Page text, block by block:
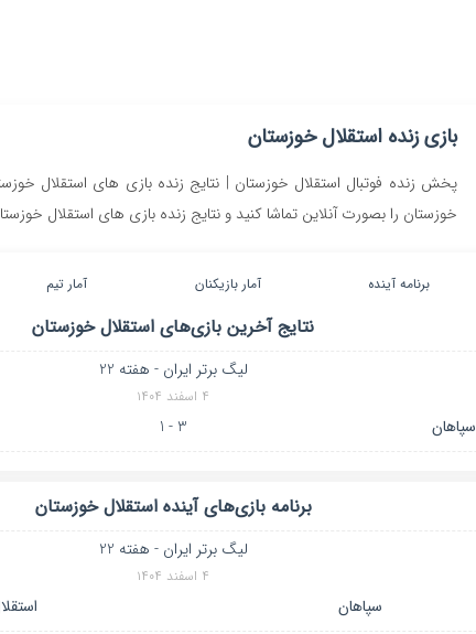
بازی زنده استقلال خوزستان
پخش زنده فوتبال استقلال خوزستان | نتایج زنده بازی های استقلال
خوزستان را بصورت آنلاین تماشا کنید و نتایج زنده بازی های استقلال
برنامه آینده آمار بازیکنان آمار تیم
نتایج آخرین بازی‌های استقلال خوزستان
لیگ برتر ایران - هفته 22
۴ اسفند ۱۴۰۴
سپاهان 3 - 1
برنامه بازی‌های آیندهاستقلال خوزستان
لیگ برتر ایران - هفته 22
۴ اسفند ۱۴۰۴
سپاهان